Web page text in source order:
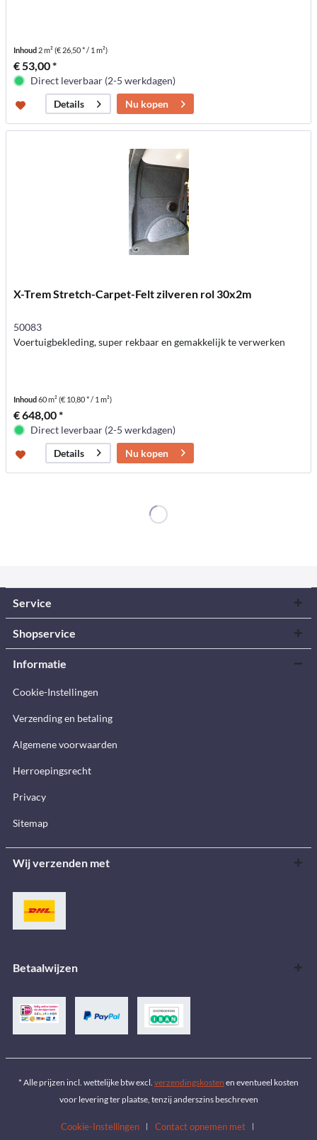
Inhoud 2 m²(€ 26,50 * / 1 m²)
€ 53,00 *
Direct leverbaar (2-5 werkdagen)
Details
Nu kopen
X-Trem Stretch-Carpet-Felt zilveren rol 30x2m
50083
Voertuigbekleding, super rekbaar en gemakkelijk te verwerken
Inhoud60 m²(€ 10,80 * / 1 m²)
€ 648,00 *
Direct leverbaar (2-5 werkdagen)
Details
Nu kopen
Service
Shopservice
Informatie
Cookie-Instellingen
Verzending en betaling
Algemene voorwaarden
Herroepingsrecht
Privacy
Sitemap
Wij verzenden met
Betaalwijzen
* Alle prijzen incl. wettelijke btw excl. verzendingskosten en eventueel kosten
voor levering ter plaatse, tenzij anderszins beschreven
Cookie-Instellingen Contact opnemen met